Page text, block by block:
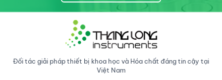
Đối tác giải pháp thiết bị khoa học và Hóa chất đáng tin cậy tại
Việt Nam